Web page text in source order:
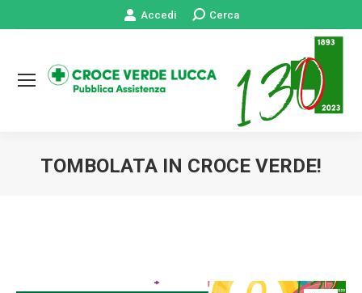
Accedi Cerca:Cerca
TOMBOLATA IN CROCE VERDE!